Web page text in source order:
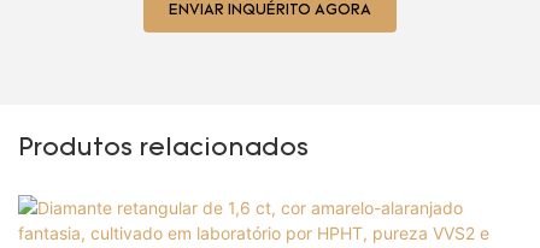
ENVIAR INQUÉRITO AGORA
Produtos relacionados